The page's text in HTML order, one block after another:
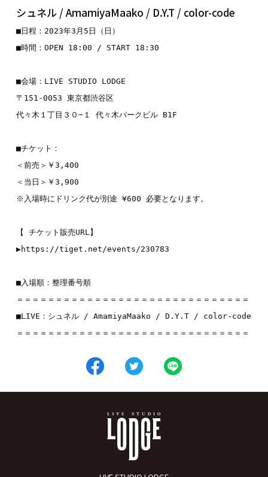
シュネル / AmamiyaMaako / D.Y.T / color-code
■日程：2023年3月5日（日）
■時間：OPEN 18:00 / START 18:30
■会場：LIVE STUDIO LODGE
〒151-0053 東京都渋谷区
代々木１丁目３０−１ 代々木パークビル B1F
■チケット：
＜前売＞￥3,400
＜当日＞￥3,900
※入場時にドリンク代が別途 ¥600 必要となります。
【 チケット販売URL】
▶︎https://tiget.net/events/230783
■入場順：整理番号順
＝＝＝＝＝＝＝＝＝＝＝＝＝＝＝＝＝＝＝＝＝＝＝＝＝＝＝＝＝＝
■LIVE： シュネル / AmamiyaMaako / D.Y.T / color-code
＝＝＝＝＝＝＝＝＝＝＝＝＝＝＝＝＝＝＝＝＝＝＝＝＝＝＝＝＝＝